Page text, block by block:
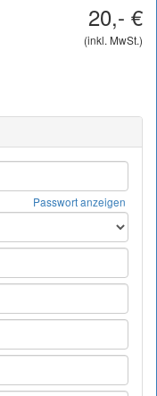
20,- €
(inkl. MwSt.)
Passwort anzeigen